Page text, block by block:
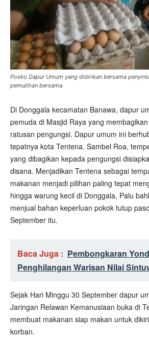
Posko Dapur Umum yang didirikan bersama
pemulihan bersama.
Di Donggala kecamatan Banawa, dapur
pemuda di Masjid Raya yang
ratusan pengungsi. Dapur umum ini
tepatnya kota Tentena. Sambel Roa,
yang dibagikan kepada pengungsi
disana. Menjadikan Tentena sebagai
makanan menjadi pilihan paling tepat
hingga warung kecil di Donggala, Palu
menjual bahan keperluan pokok tutup
September itu.
Baca Juga : Pembongkaran
Penghilangan Warisan Nilai
Sejak Hari Minggu 30 September dapur
Jaringan Relawan Kemanusiaan buka di
membuat makanan siap makan untuk
korban.